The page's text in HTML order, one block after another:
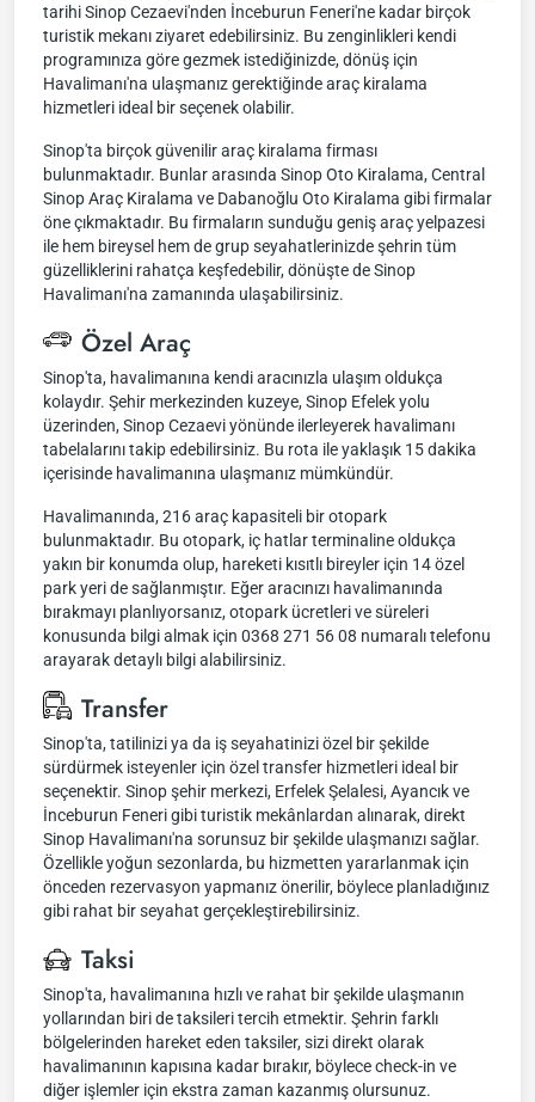
tarihi Sinop Cezaevi'nden İnceburun Feneri'ne kadar birçok
turistik mekanı ziyaret edebilirsiniz. Bu zenginlikleri kendi
programınıza göre gezmek istediğinizde, dönüş için
Havalimanı'na ulaşmanız gerektiğinde araç kiralama
hizmetleri ideal bir seçenek olabilir.
Sinop'ta birçok güvenilir araç kiralama firması
bulunmaktadır. Bunlar arasında Sinop Oto Kiralama, Central
Sinop Araç Kiralama ve Dabanoğlu Oto Kiralama gibi firmalar
öne çıkmaktadır. Bu firmaların sunduğu geniş araç yelpazesi
ile hem bireysel hem de grup seyahatlerinizde şehrin tüm
güzelliklerini rahatça keşfedebilir, dönüşte de Sinop
Havalimanı'na zamanında ulaşabilirsiniz.
Özel Araç
Sinop'ta, havalimanına kendi aracınızla ulaşım oldukça
kolaydır. Şehir merkezinden kuzeye, Sinop Efelek yolu
üzerinden, Sinop Cezaevi yönünde ilerleyerek havalimanı
tabelalarını takip edebilirsiniz. Bu rota ile yaklaşık 15 dakika
içerisinde havalimanına ulaşmanız mümkündür.
Havalimanında, 216 araç kapasiteli bir otopark
bulunmaktadır. Bu otopark, iç hatlar terminaline oldukça
yakın bir konumda olup, hareketi kısıtlı bireyler için 14 özel
park yeri de sağlanmıştır. Eğer aracınızı havalimanında
bırakmayı planlıyorsanız, otopark ücretleri ve süreleri
konusunda bilgi almak için 0368 271 56 08 numaralı telefonu
arayarak detaylı bilgi alabilirsiniz.
Transfer
Sinop'ta, tatilinizi ya da iş seyahatinizi özel bir şekilde
sürdürmek isteyenler için özel transfer hizmetleri ideal bir
seçenektir. Sinop şehir merkezi, Erfelek Şelalesi, Ayancık ve
İnceburun Feneri gibi turistik mekânlardan alınarak, direkt
Sinop Havalimanı'na sorunsuz bir şekilde ulaşmanızı sağlar.
Özellikle yoğun sezonlarda, bu hizmetten yararlanmak için
önceden rezervasyon yapmanız önerilir, böylece planladığınız
gibi rahat bir seyahat gerçekleştirebilirsiniz.
Taksi
Sinop'ta, havalimanına hızlı ve rahat bir şekilde ulaşmanın
yollarından biri de taksileri tercih etmektir. Şehrin farklı
bölgelerinden hareket eden taksiler, sizi direkt olarak
havalimanının kapısına kadar bırakır, böylece check-in ve
diğer işlemler için ekstra zaman kazanmış olursunuz.